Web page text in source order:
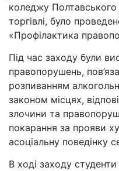
коледжу Полтавського
торгівлі, було
«Профілактика
Під час заходу були
правопорушень,
розпиванням
законом місцях,
злочини та
покарання за прояви
асоціальну поведінку
В ході заходу